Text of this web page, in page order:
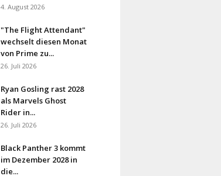
4. August 2026
"The Flight Attendant"
wechselt diesen Monat
von Prime zu...
26. Juli 2026
Ryan Gosling rast 2028
als Marvels Ghost
Rider in...
26. Juli 2026
Black Panther 3 kommt
im Dezember 2028 in
die...